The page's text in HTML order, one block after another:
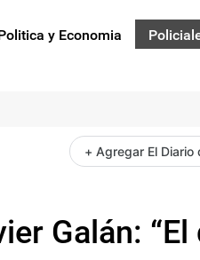
y Economia
+ Agregar El Diario
Galán: